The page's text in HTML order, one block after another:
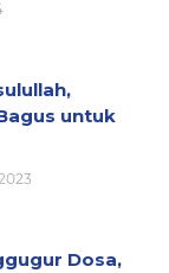
untuk
Dosa,